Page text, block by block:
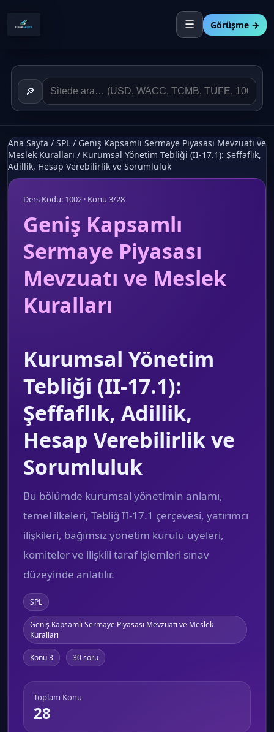
☰ Görüşme →
🔎
Ana Sayfa / SPL / Geniş Kapsamlı Sermaye Piyasası Mevzuatı ve
Meslek Kuralları / Kurumsal Yönetim Tebliği (II-17.1): Şeffaflık,
Adillik, Hesap Verebilirlik ve Sorumluluk
Ders Kodu: 1002 · Konu 3/28
Geniş Kapsamlı
Sermaye Piyasası
Mevzuatı ve Meslek
Kuralları
Kurumsal Yönetim
Tebliği (II-17.1):
Şeffaflık, Adillik,
Hesap Verebilirlik ve
Sorumluluk
Bu bölümde kurumsal yönetimin anlamı,
temel ilkeleri, Tebliğ II-17.1 çerçevesi, yatırımcı
ilişkileri, bağımsız yönetim kurulu üyeleri,
komiteler ve ilişkili taraf işlemleri sınav
düzeyinde anlatılır.
SPL
Geniş Kapsamlı Sermaye Piyasası Mevzuatı ve Meslek
Kuralları
Konu 3 30 soru
Toplam Konu
28